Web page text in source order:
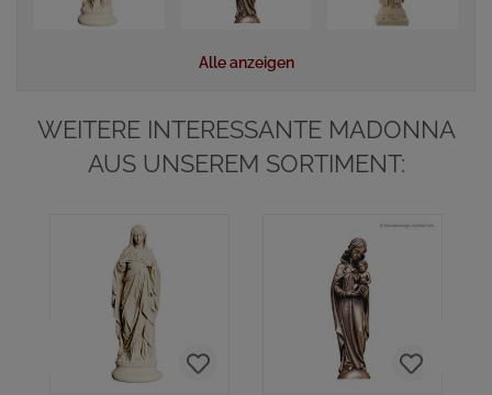
Alle anzeigen
WEITERE INTERESSANTE MADONNA
AUS UNSEREM SORTIMENT: